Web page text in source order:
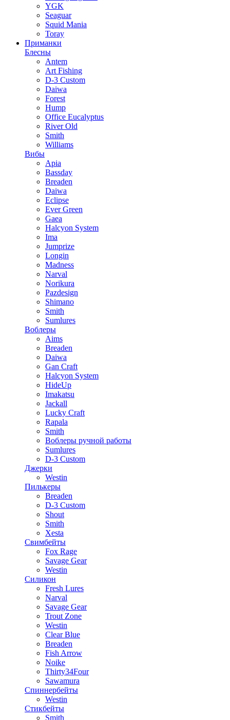
YGK
Seaguar
Squid Mania
Toray
Приманки
Блесны
Antem
Art Fishing
D-3 Custom
Daiwa
Forest
Hump
Office Eucalyptus
River Old
Smith
Williams
Вибы
Apia
Bassday
Breaden
Daiwa
Eclipse
Ever Green
Gaea
Halcyon System
Ima
Jumprize
Longin
Madness
Narval
Norikura
Pazdesign
Shimano
Smith
Sumlures
Воблеры
Aims
Breaden
Daiwa
Gan Craft
Halcyon System
HideUp
Imakatsu
Jackall
Lucky Craft
Rapala
Smith
Воблеры ручной работы
Sumlures
D-3 Custom
Джерки
Westin
Пилькеры
Breaden
D-3 Custom
Shout
Smith
Xesta
Свимбейты
Fox Rage
Savage Gear
Westin
Силикон
Fresh Lures
Narval
Savage Gear
Trout Zone
Westin
Clear Blue
Breaden
Fish Arrow
Noike
Thirty34Four
Sawamura
Спиннербейты
Westin
Стикбейты
Smith